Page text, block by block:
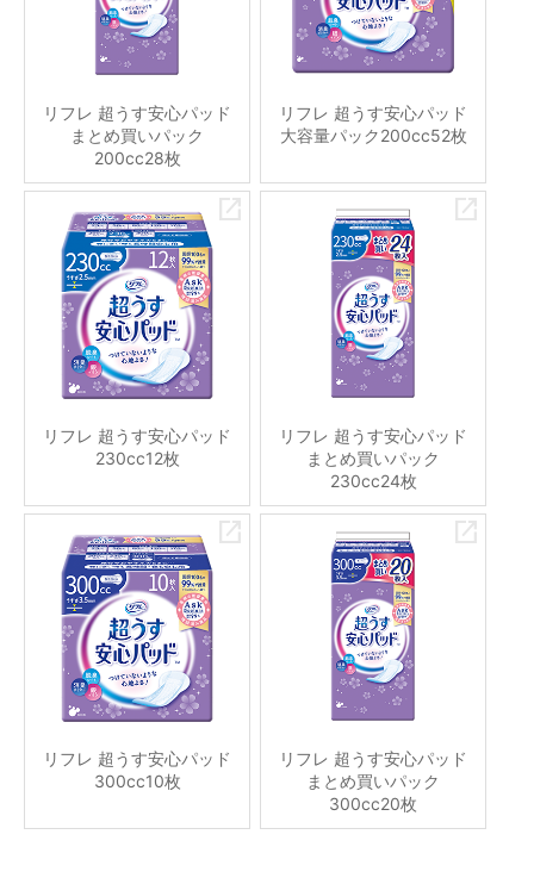
リフレ 超うす安心パッド
まとめ買いパック
200cc28枚
リフレ 超うす安心パッド
大容量パック200cc52枚
リフレ 超うす安心パッド
230cc12枚
リフレ 超うす安心パッド
まとめ買いパック
230cc24枚
リフレ 超うす安心パッド
300cc10枚
リフレ 超うす安心パッド
まとめ買いパック
300cc20枚